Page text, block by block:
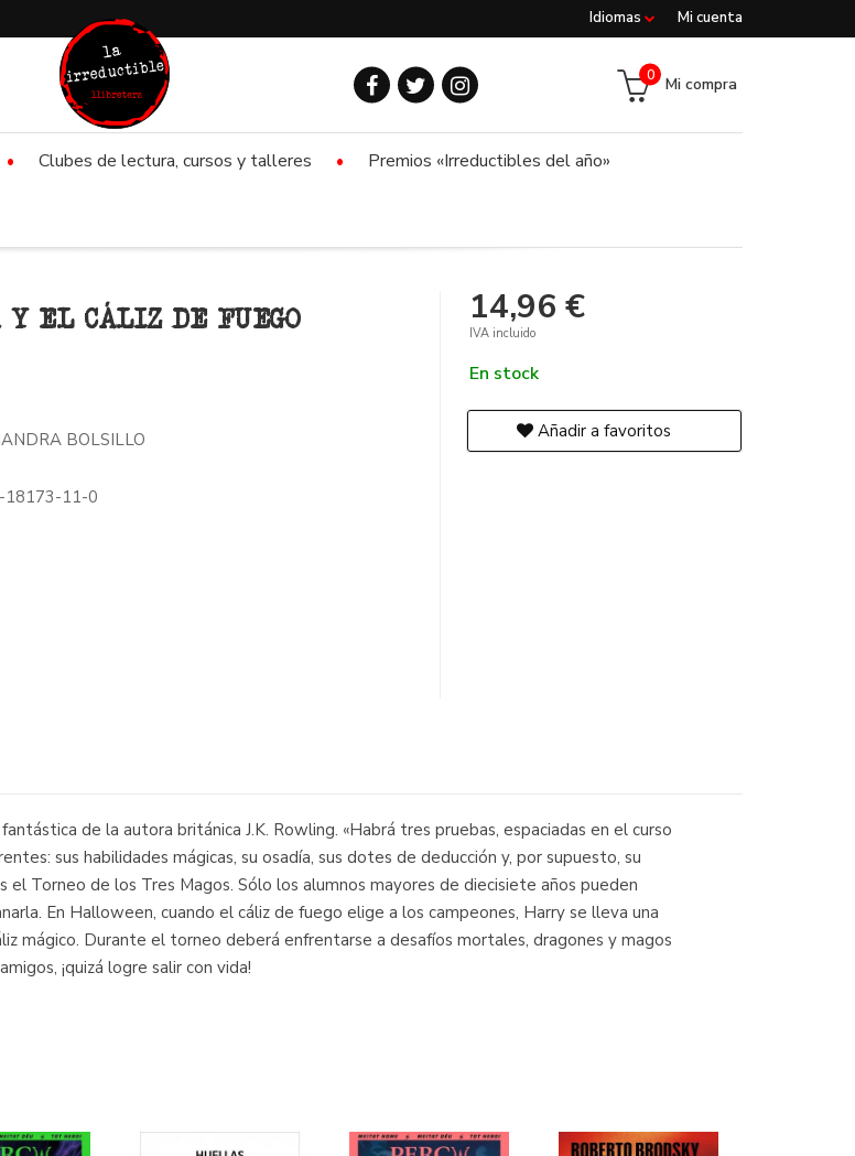
Mi cuenta
Idiomas
Mi compra
0
Clubes de lectura, cursos y talleres Premios «Irreductibles del año»
Y EL CÁLIZ DE FUEGO
BOLSILLO
18173-11-0
14,96 €
IVA incluido
En stock
Añadir a favoritos
de la autora británica J.K. Rowling. «Habrá tres pruebas, espaciadas en el curso
sus habilidades mágicas, su osadía, sus dotes de deducción y, por supuesto, su
Torneo de los Tres Magos. Sólo los alumnos mayores de diecisiete años pueden
En Halloween, cuando el cáliz de fuego elige a los campeones, Harry se lleva una
mágico. Durante el torneo deberá enfrentarse a desafíos mortales, dragones y magos
¡quizá logre salir con vida!